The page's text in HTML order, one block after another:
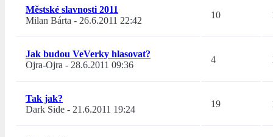
Městské slavnosti 2011
Milan Bárta - 26.6.2011 22:42
10
Jak budou VeVerky hlasovat?
Ojra-Ojra - 28.6.2011 09:36
4
Tak jak?
Dark Side - 21.6.2011 19:24
19